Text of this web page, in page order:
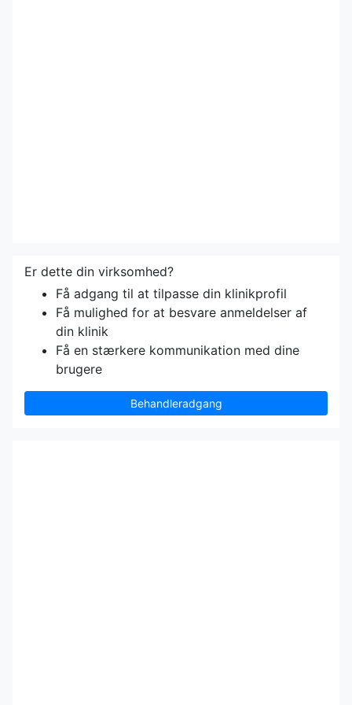
Er dette din virksomhed?
Få adgang til at tilpasse din klinikprofil
Få mulighed for at besvare anmeldelser af
din klinik
Få en stærkere kommunikation med dine
brugere
Behandleradgang